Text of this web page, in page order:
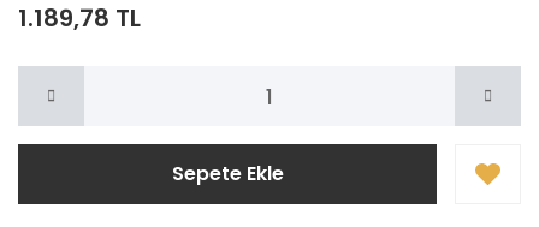
1.189,78 TL
Sepete Ekle